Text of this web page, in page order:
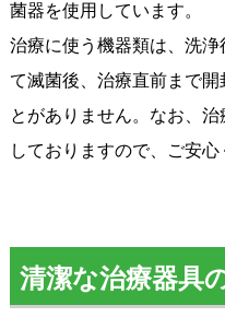
菌器を使用しています。
治療に使う機器類は、洗
て滅菌後、治療直前まで
とがありません。なお、
しておりますので、ご安心
清潔な治療器具